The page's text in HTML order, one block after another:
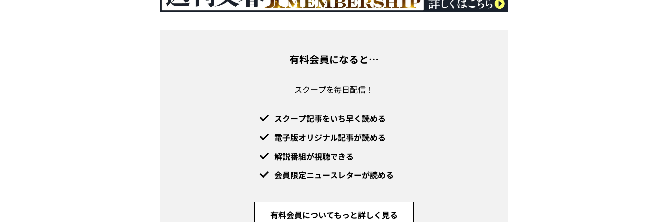
有料会員になると…
スクープを毎日配信！
スクープ記事をいち早く読める
電子版オリジナル記事が読める
解説番組が視聴できる
会員限定ニュースレターが読める
有料会員についてもっと詳しく見る